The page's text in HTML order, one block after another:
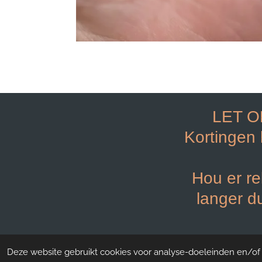
Deze website gebruikt cookies voor analyse-doeleinden en/
LET
Kortingen
Hou er
langer
© 2021 - 2023NG nails and more shop